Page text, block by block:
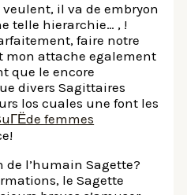
il va de embryon
telle hierarchie… , !
faire notre
mon attache egalement
que le encore
divers Sagittaires
los cuales une font les
femmes
de l’humain Sagette?
le Sagette